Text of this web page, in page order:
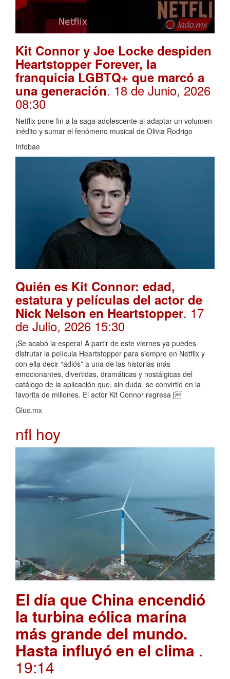
Kit Connor y Joe Locke despiden
Heartstopper Forever, la
franquicia LGBTQ+ que marcó a
una generación. 18 de Junio, 2026
08:30
Netflix pone fin a la saga adolescente al adaptar un volumen
inédito y sumar el fenómeno musical de Olivia Rodrigo
Infobae
Quién es Kit Connor: edad,
estatura y películas del actor de
Nick Nelson en Heartstopper. 17
de Julio, 2026 15:30
¡Se acabó la espera! A partir de este viernes ya puedes
disfrutar la película Heartstopper para siempre en Netflix y
con ella decir “adiós” a una de las historias más
emocionantes, divertidas, dramáticas y nostálgicas del
catálogo de la aplicación que, sin duda, se convirtió en la
favorita de millones. El actor Kit Connor regresa [
Gluc.mx
nfl hoy
El día que China encendió
la turbina eólica marína
más grande del mundo.
Hasta influyó en el clima .
19:14